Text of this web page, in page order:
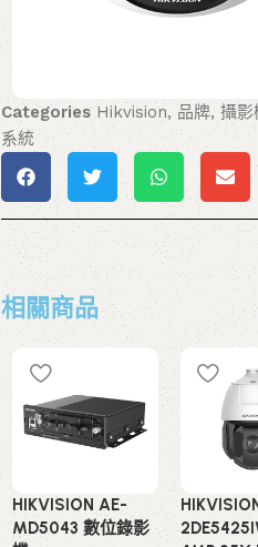
Categories Hikvision,品牌, 攝影
系統
相關商品
HIKVISION AE-
MD5043 數位錄影